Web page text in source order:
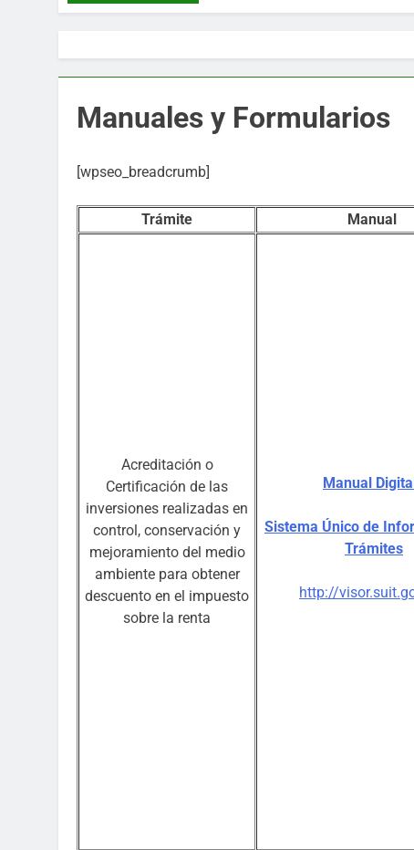
Manuales y Formularios
[wpseo_breadcrumb]
Trámite Manual
Acreditación o
Certificación de las
inversiones realizadas en
control, conservación y
mejoramiento del medio
ambiente para obtener
descuento en el impuesto
sobre la renta
Manual
Sistema Único de
Trámites
http://